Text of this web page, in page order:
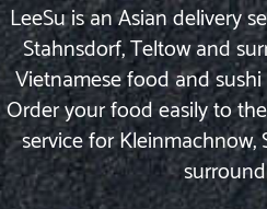
LeeSu is an Asian delivery
Stahnsdorf, Teltow and
Vietnamese food and
Order your food easily to
service for